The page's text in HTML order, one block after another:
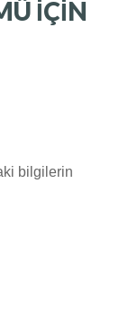
İÇIN
bilgilerin